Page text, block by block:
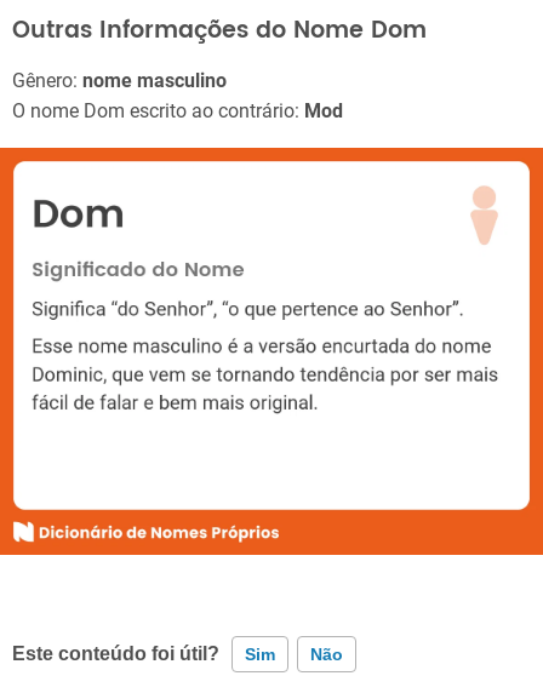
Outras Informações do Nome Dom
Gênero: nome masculino
O nome Dom escrito ao contrário: Mod
Este conteúdo foi útil? Sim Não